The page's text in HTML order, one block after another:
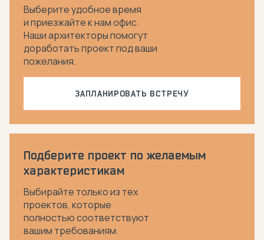
Выберите удобное время
и приезжайте к нам офис.
Наши архитекторы помогут
доработать проект под ваши
пожелания.
ЗАПЛАНИРОВАТЬ ВСТРЕЧУ
Подберите проект по желаемым
характеристикам
Выбирайте только из тех
проектов, которые
полностью соответствуют
вашим требованиям.